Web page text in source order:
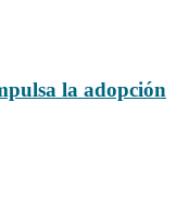
la adopción